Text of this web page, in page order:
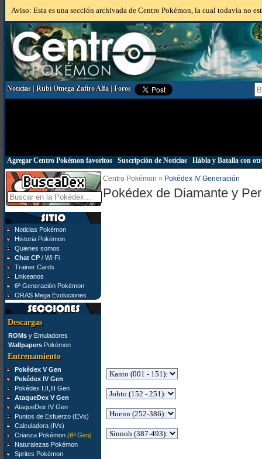
Aviso: Esta es una sección archivada de Centro Pokémon, la cual todavía no
Noticias|Rubí Omega Zafiro Alfa|Foros
Agregar Centro Pokémon favoritos| Suscripción de Noticias| Hábla y Batalla con
Noticias Pokémon
Historia Pokémon
Quienes somos
Chat CP/ Wi-Fi
Trainer Cards
Linkeanos
6ª Generación Pokémon
ORAS Mega Evoluciones
Descargas
ROMsy Emuladores
WallpapersPokémon
Entrenamiento
Pokédex V Gen
Pokédex IV Gen
Pokédex I,II,III Gen
AtaqueDex V Gen
AtaqueDex IV Gen
Puntos de Esfuerzo (EVs)
Calculadora (IVs)
Crianza Pokémon (6ª Gen)
Naturalezas Pokémon
Sprites Pokémon
Centro Pokémon » Pokédex IV Generación
Pokédex de Diamante y